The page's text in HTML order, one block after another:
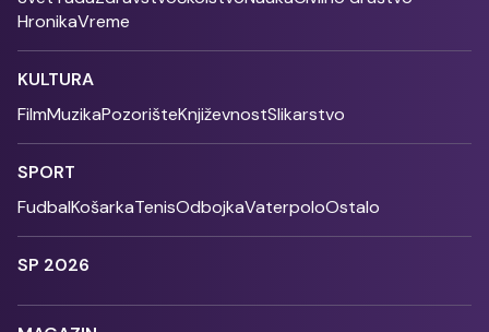
HronikaVreme
KULTURA
FilmMuzikaPozorišteKnjiževnostSlikarstvo
SPORT
FudbalKošarkaTenisOdbojkaVaterpoloOstalo
SP 2026